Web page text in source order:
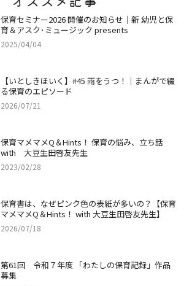
保育セミナー2026 開催のお知らせ｜新 幼児と保
育＆アスク･ミュージック presents
2025/04/04
【いとしきほいく】#45 雨をうつ！｜まんがで綴
る保育のエピソード
2026/07/21
保育マメマメQ＆Hints！ 保育の悩み、立ち話
with 大豆生田啓友先生
2023/02/28
保育書は、なぜピンク色の表紙が多いの？【保育
マメマメQ＆Hints！ with 大豆生田啓友先生】
2026/07/18
第61回 令和７年度 「わたしの保育記録」作品
募集